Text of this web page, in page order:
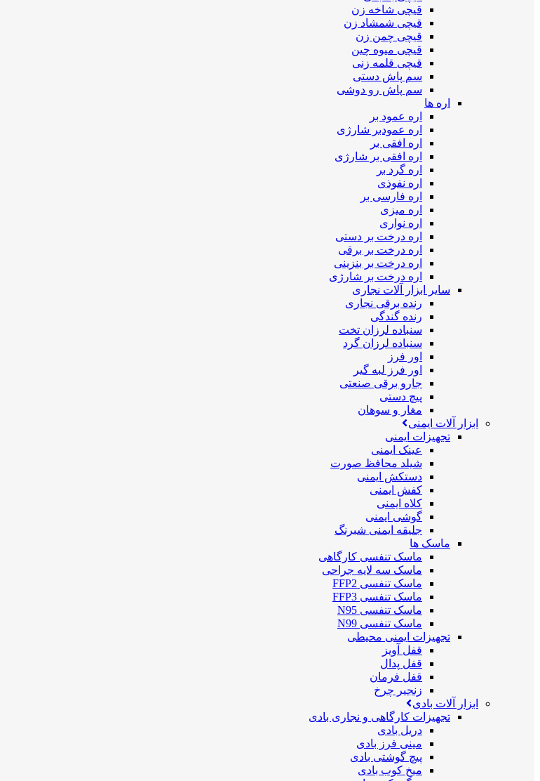
قیچی شاخه زن
قیچی شمشاد زن
قیچی چمن زن
قیچی میوه چین
قیچی قلمه زنی
سم پاش دستی
سم پاش رو دوشی
اره ها
اره عمود بر
اره عمودبر شارژی
اره افقی بر
اره افقی بر شارژی
اره گرد بر
اره نفوذی
اره فارسی بر
اره میزی
اره نواری
اره درخت بر دستی
اره درخت بر برقی
اره درخت بر بنزینی
اره درخت بر شارژی
سایر ابزار آلات نجاری
رنده برقی نجاری
رنده گندگی
سنباده لرزان تخت
سنباده لرزان گرد
اور فرز
اور فرز لبه گیر
جارو برقی صنعتی
پیچ دستی
مغار و سوهان
ابزار آلات ایمنی
تجهیزات ایمنی
عینک ایمنی
شیلد محافظ صورت
دستکش ایمنی
کفش ایمنی
کلاه ایمنی
گوشی ایمنی
جلیقه ایمنی شبرنگ
ماسک ها
ماسک تنفسی کارگاهی
ماسک سه لایه جراحی
ماسک تنفسی FFP2
ماسک تنفسی FFP3
ماسک تنفسی N95
ماسک تنفسی N99
تجهیزات ایمنی محیطی
قفل آویز
قفل پدال
قفل فرمان
زنجیر چرخ
ابزار آلات بادی
تجهیزات کارگاهی و نجاری بادی
دریل بادی
مینی فرز بادی
پیچ گوشتی بادی
میخ کوب بادی